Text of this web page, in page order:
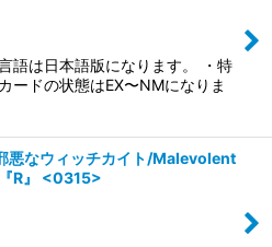
語は日本語版になります。 ・特
ードの状態はEX〜NMになりま
悪なウィッチカイト/Malevolent
R』 <0315>